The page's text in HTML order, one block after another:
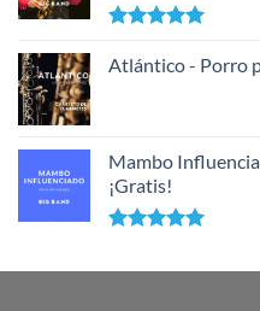
con5.00
Atlántico - Porro
Mambo
¡Gratis!